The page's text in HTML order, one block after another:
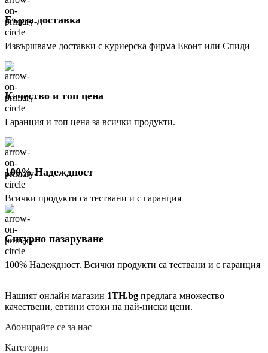
Бърза доставка
Извършваме доставки с куриерска фирма Еконт или Спиди
Качество и топ цена
Гаранция и топ цена за всички продукти.
100% Надеждност
Всички продукти са тествани и с гаранция
Сигурно пазаруване
100% Надеждност. Всички продукти са тествани и с гаранция
Нашият онлайн магазин 1TH.bg предлага множество
качествени, евтини стоки на най-ниски цени.
Абонирайте се за нас
Категории